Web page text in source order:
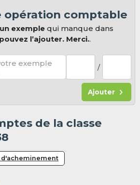
opération comptable
exemple qui manque dans
l’ajouter. Merci..
exemple /
Ajouter
de la classe